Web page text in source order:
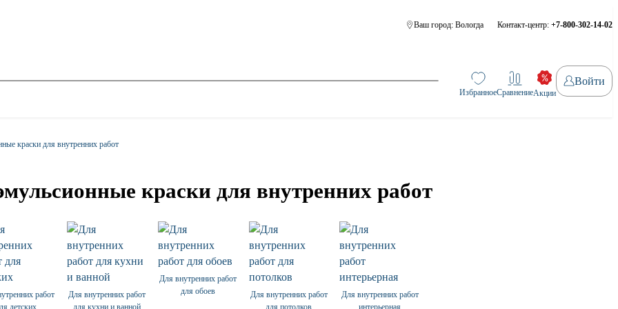
Ваш город: Вологда Контакт-центр: +7-800-302-14-02
ИзбранноеСравнениеАкции
Войти
краски для внутренних работ
краски для внутренних работ
работ
детских
Для внутренних работ
для кухни и ванной
Для внутренних работ
для обоев
Для внутренних работ
для потолков
Для внутренних работ
интерьерная